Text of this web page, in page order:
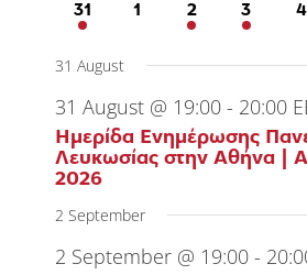
1
event
31
0
events
1
2
events
2
1
event
3
0
4
31 August
31 August @ 19:00 - 20:00
Ημερίδα Ενημέρωσης
Λευκωσίας στην Αθήνα |
2026
2 September
2 September @ 19:00 -